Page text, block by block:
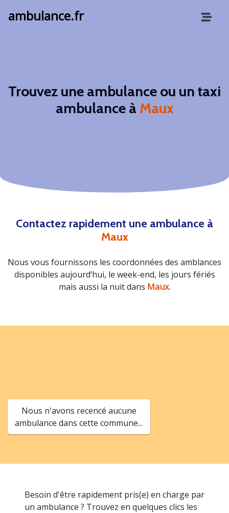
ambulance.fr
Trouvez une ambulance ou un taxi
ambulance à Maux
Contactez rapidement une ambulance à
Maux
Nous vous fournissons les coordonnées des amblances
disponibles aujourd’hui, le week-end, les jours fériés
mais aussi la nuit dans Maux.
Nous n'avons recencé aucune
ambulance dans cette commune...
Besoin d'être rapidement pris(e) en charge par
un ambulance ? Trouvez en quelques clics les